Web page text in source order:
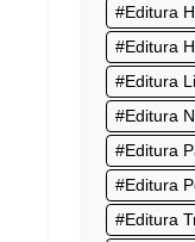
Editura
Editura
Editura
Editura
Editura
Editura
Editura